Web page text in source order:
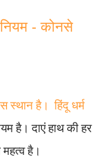
- कोनसे
स्थान है। हिंदू धर्म
है। दाएं हाथ की हर
है।